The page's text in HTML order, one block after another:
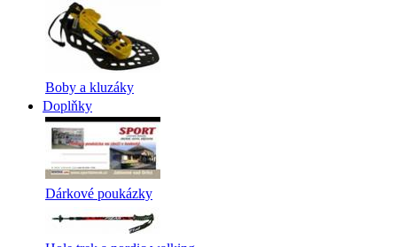
Boby a kluzáky
Doplňky
Dárkové poukázky